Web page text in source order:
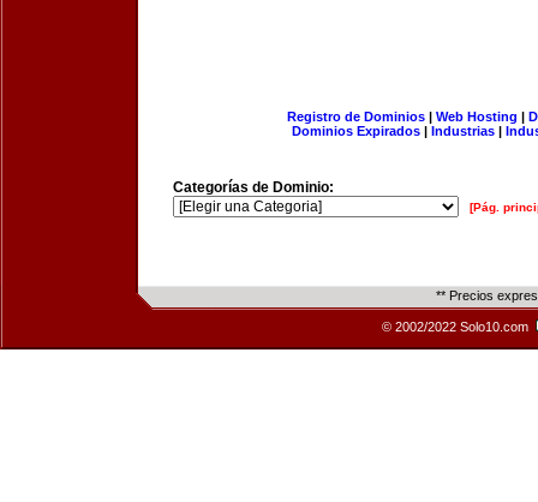
Registro de Dominios| Web Hosting |
Dominios Expirados | Industrias |
Categorías de Dominio:
[Pág.
** Precios
© 2002/2022 Solo10.com